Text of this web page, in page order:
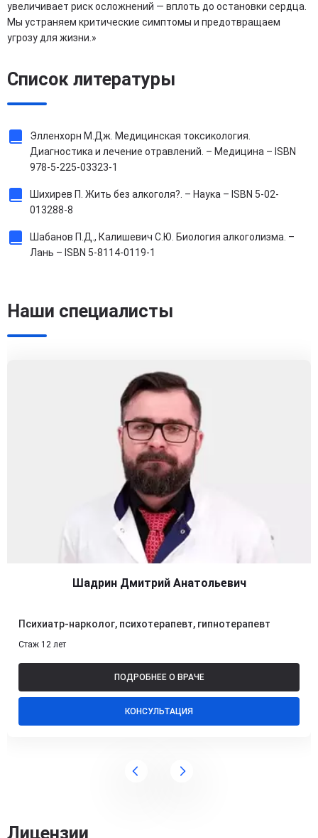
увеличивает риск осложнений — вплоть до остановки сердца.
Мы устраняем критические симптомы и предотвращаем
угрозу для жизни.»
Список литературы
Элленхорн М.Дж. Медицинская токсикология.
Диагностика и лечение отравлений. – Медицина – ISBN
978-5-225-03323-1
Шихирев П. Жить без алкоголя?. – Наука – ISBN 5-02-
013288-8
Шабанов П.Д., Калишевич С.Ю. Биология алкоголизма. –
Лань – ISBN 5-8114-0119-1
Наши специалисты
Шадрин Дмитрий Анатольевич
Психиатр-нарколог, психотерапевт, гипнотерапевт
Стаж 12 лет
ПОДРОБНЕЕ О ВРАЧЕ
КОНСУЛЬТАЦИЯ
Лицензии